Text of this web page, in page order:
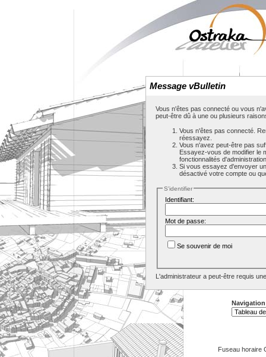
Message vBulletin
Vous n'êtes pas connecté ou vous
peut-être dû à une ou plusieurs
Vous n'êtes pas connecté.
réessayez.
Vous n'avez peut-être pas
Essayez-vous de modifier le
fonctionnalités
Si vous essayez d'envoyer
désactivé votre compte ou
S'identifier
Identifiant:
Mot de passe:
Se souvenir de moi
L'administrateur a peut-être requis
Fuseau horaire